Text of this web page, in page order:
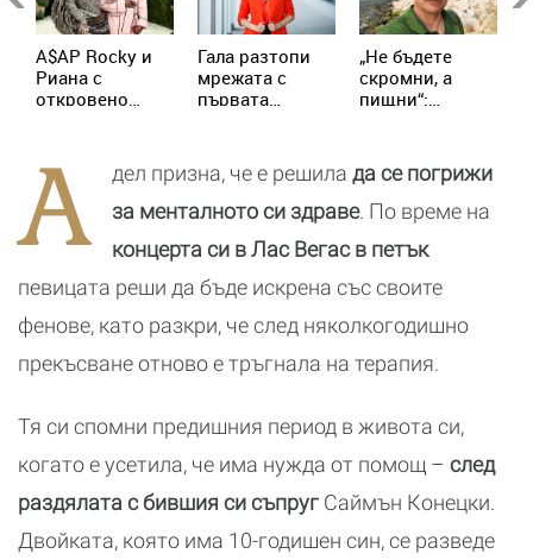
A$AP Rocky и
Риана с
откровено
Гала разтопи
мрежата с
първата
Джина
„Не бъдете
скромни, а
пищни“:
разсмя
последователите
си с видео в
Instagram
А дел призна, че е решила да се погрижи
за менталното си здраве. По време на
концерта си в Лас Вегас в петък
певицата реши да бъде искрена със своите
фенове, като разкри, че след няколкогодишно
прекъсване отново е тръгнала на терапия.
Тя си спомни предишния период в живота си,
когато е усетила, че има нужда от помощ – след
раздялата с бившия си съпруг Саймън Конецки.
Двойката, която има 10-годишен син, се разведе